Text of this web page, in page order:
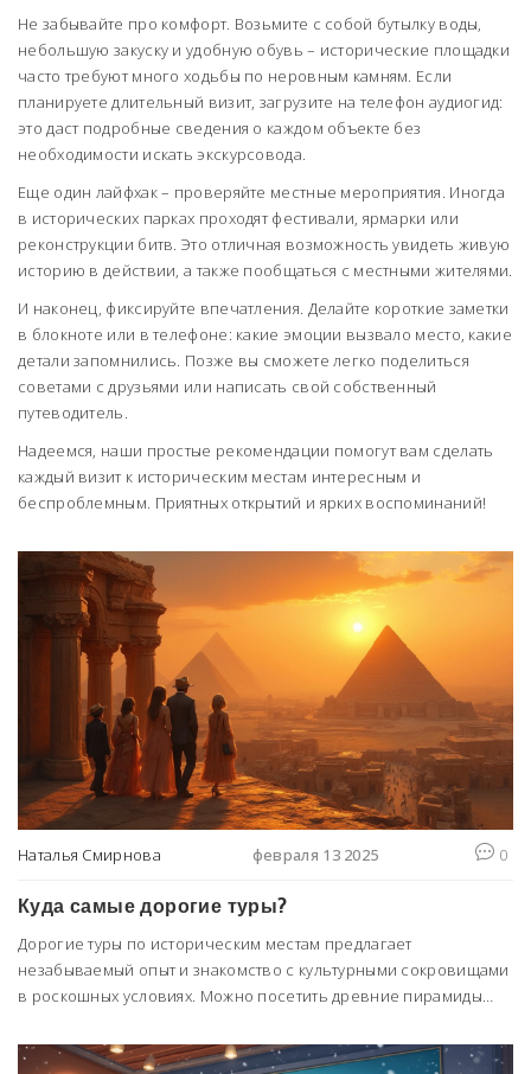
Не забывайте про комфорт. Возьмите с собой бутылку воды,
небольшую закуску и удобную обувь – исторические площадки
часто требуют много ходьбы по неровным камням. Если
планируете длительный визит, загрузите на телефон аудиогид:
это даст подробные сведения о каждом объекте без
необходимости искать экскурсовода.
Еще один лайфхак – проверяйте местные мероприятия. Иногда
в исторических парках проходят фестивали, ярмарки или
реконструкции битв. Это отличная возможность увидеть живую
историю в действии, а также пообщаться с местными жителями.
И наконец, фиксируйте впечатления. Делайте короткие заметки
в блокноте или в телефоне: какие эмоции вызвало место, какие
детали запомнились. Позже вы сможете легко поделиться
советами с друзьями или написать свой собственный
путеводитель.
Надеемся, наши простые рекомендации помогут вам сделать
каждый визит к историческим местам интересным и
беспроблемным. Приятных открытий и ярких воспоминаний!
Наталья Смирнова февраля 13 2025 0
Куда самые дорогие туры?
Дорогие туры по историческим местам предлагает
незабываемый опыт и знакомство с культурными сокровищами
в роскошных условиях. Можно посетить древние пирамиды
в историю Древнего Китая. Узнайте, какие места вам